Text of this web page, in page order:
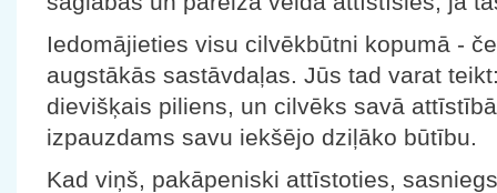
Iedomājieties visu cilvēkbūtni kopumā -
augstākās sastāvdaļas. Jūs tad varat
dievišķais piliens, un cilvēks savā
izpauzdams savu iekšējo dziļāko būtību.
Kad viņš, pakāpeniski attīstoties,